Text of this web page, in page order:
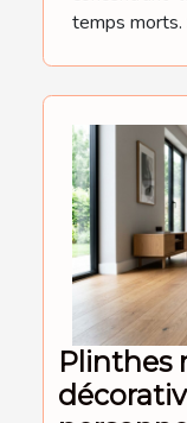
temps morts.
Plinthes